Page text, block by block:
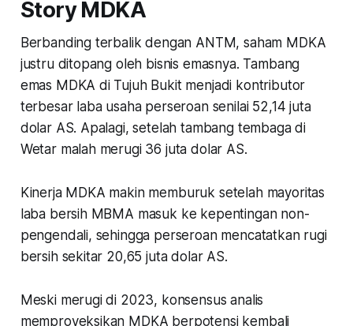
Story MDKA
Berbanding terbalik dengan ANTM, saham MDKA
justru ditopang oleh bisnis emasnya. Tambang
emas MDKA di Tujuh Bukit menjadi kontributor
terbesar laba usaha perseroan senilai 52,14 juta
dolar AS. Apalagi, setelah tambang tembaga di
Wetar malah merugi 36 juta dolar AS.
Kinerja MDKA makin memburuk setelah mayoritas
laba bersih MBMA masuk ke kepentingan non-
pengendali, sehingga perseroan mencatatkan rugi
bersih sekitar 20,65 juta dolar AS.
Meski merugi di 2023, konsensus analis
memproyeksikan MDKA berpotensi kembali